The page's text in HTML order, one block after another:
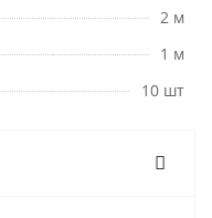
2 м
1 м
10 шт